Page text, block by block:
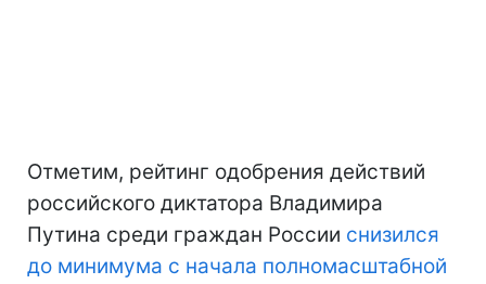
Отметим, рейтинг одобрения действий
российского диктатора Владимира
Путина среди граждан России снизился
до минимума с начала полномасштабной